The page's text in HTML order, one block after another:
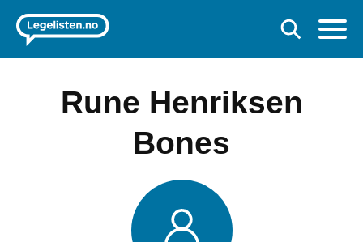
Rune Henriksen
Bones